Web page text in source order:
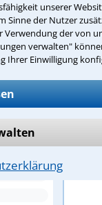
unserer
Sinne der Nutzer
Verwendung der von
verwalten"
Ihrer Einwilligung